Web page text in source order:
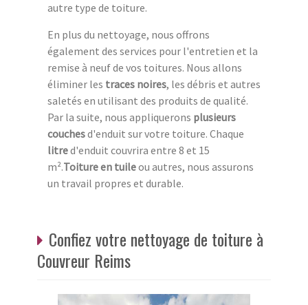
autre type de toiture.
En plus du nettoyage, nous offrons
également des services pour l'entretien et la
remise à neuf de vos toitures. Nous allons
éliminer les traces noires, les débris et autres
saletés en utilisant des produits de qualité.
Par la suite, nous appliquerons plusieurs
couchesd'enduit sur votre toiture. Chaque
litred'enduit couvrira entre 8 et 15
m².Toiture en tuileou autres, nous assurons
un travail propres et durable.
Confiez votre nettoyage de toiture à
Couvreur Reims